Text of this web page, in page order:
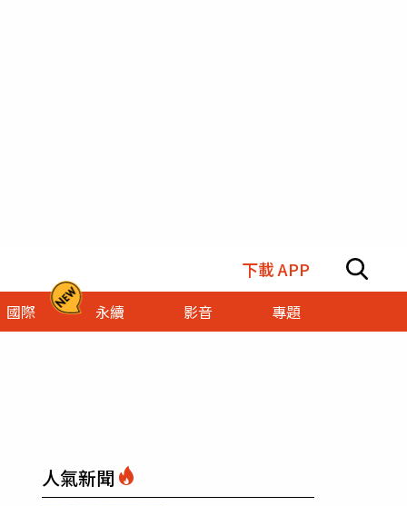
下載 APP
國際 永續 影音 專題
人氣新聞